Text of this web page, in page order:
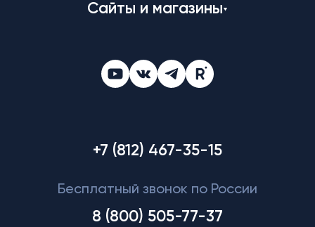
Сайты и магазины
+7 (812) 467-35-15
Бесплатный звонок по России
8 (800) 505-77-37